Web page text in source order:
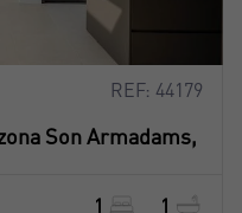
REF: 44179
Son Armadams,
1 1